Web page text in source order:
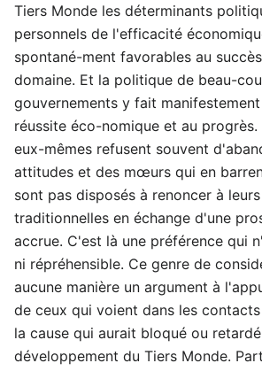
Tiers Monde les déterminants
personnels de l'efficacité
spontané-ment favorables au
domaine. Et la politique de beau-
gouvernements y fait
réussite éco-nomique et au progrès.
eux-mêmes refusent souvent
attitudes et des mœurs qui en
sont pas disposés à renoncer à
traditionnelles en échange d'une
accrue. C'est là une préférence qui
ni répréhensible. Ce genre de
aucune manière un argument à
de ceux qui voient dans les
la cause qui aurait bloqué ou
développement du Tiers Monde.